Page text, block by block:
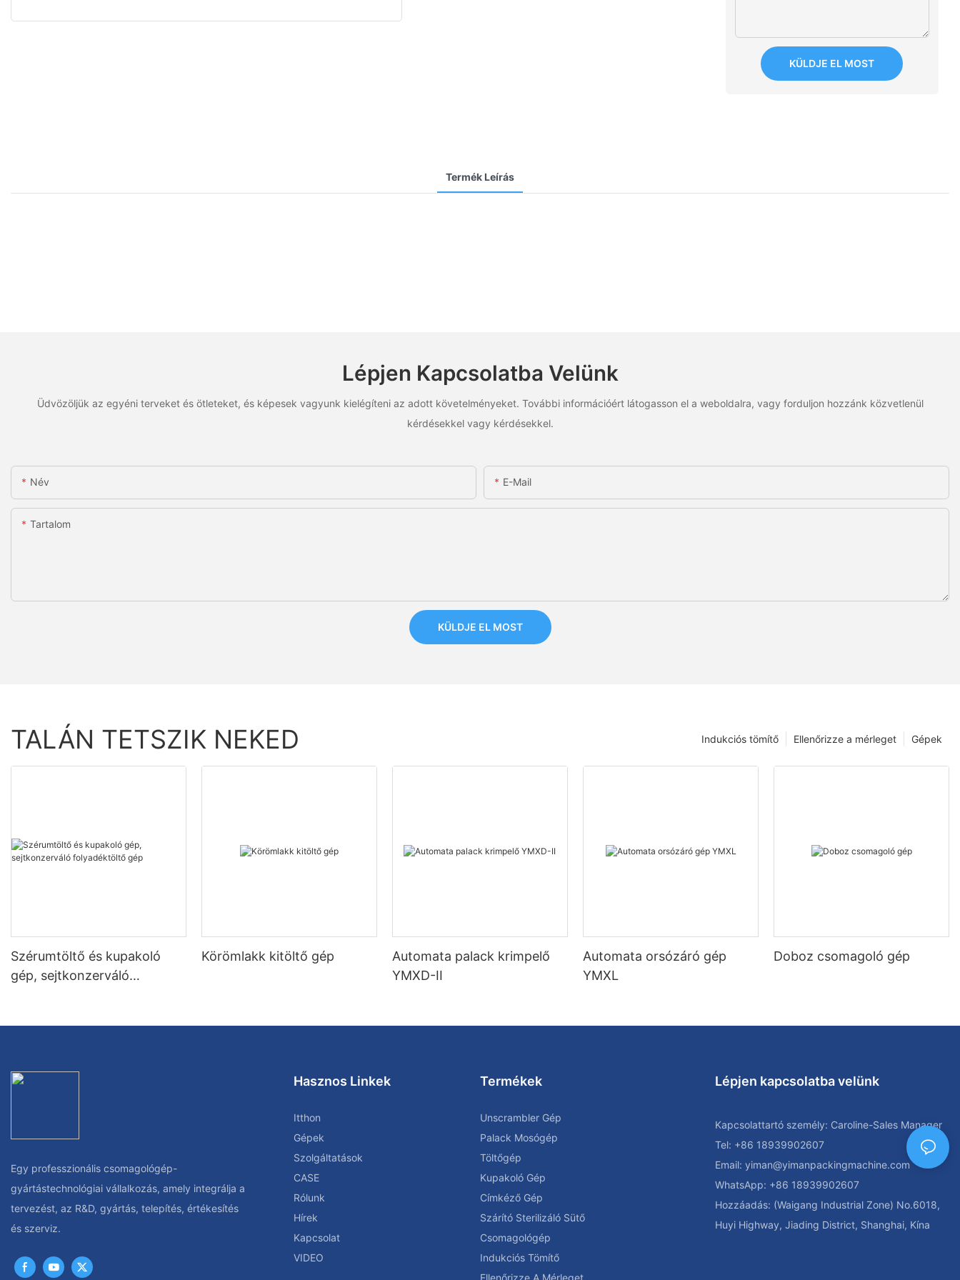
KÜLDJE EL MOST
Termék Leírás
Lépjen Kapcsolatba Velünk
Üdvözöljük az egyéni terveket és ötleteket, és képesek vagyunk kielégíteni az adott követelményeket. További információért látogasson el a weboldalra, vagy forduljon hozzánk közvetlenül
kérdésekkel vagy kérdésekkel.
Név E-Mail
Tartalom
KÜLDJE EL MOST
TALÁN TETSZIK NEKED Gépek
Ellenőrizze a mérleget
Indukciós tömítő
Szérumtöltő és kupakoló
gép, sejtkonzerváló
Körömlakk kitöltő gép
Automata palack krimpelő
YMXD-II
Automata orsózáró gép
YMXL
Doboz csomagoló gép
Egy professzionális csomagológép-
gyártástechnológiai vállalkozás, amely integrálja a
tervezést, az R&D, gyártás, telepítés, értékesítés
és szerviz.
Hasznos Linkek
Itthon
Gépek
Szolgáltatások
CASE
Rólunk
Hírek
Kapcsolat
VIDEO
Termékek
Unscrambler Gép
Palack Mosógép
Töltőgép
Kupakoló Gép
Címkéző Gép
Szárító Sterilizáló Sütő
Csomagológép
Indukciós Tömítő
Ellenőrizze A Mérleget
Lépjen kapcsolatba velünk
Kapcsolattartó személy: Caroline-Sales Manager
Tel: +86 18939902607
Email: yiman@yimanpackingmachine.com
WhatsApp: +86 18939902607
Hozzáadás: (Waigang Industrial Zone) No.6018,
Huyi Highway, Jiading District, Shanghai, Kína